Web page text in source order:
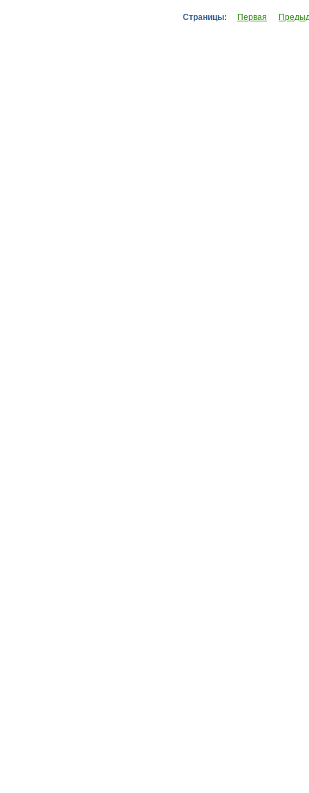
Страницы: Первая